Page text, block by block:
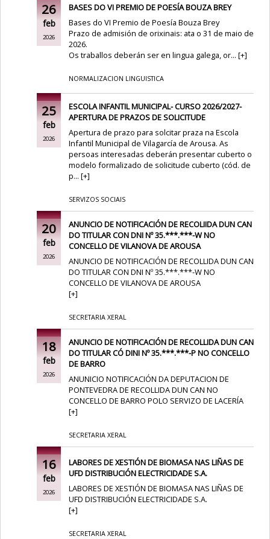
26
feb
2026
BASES DO VI PREMIO DE POESÍA BOUZA BREY
Bases do VI Premio de Poesía Bouza Brey
Prazo de admisión de orixinais: ata o 31 de maio de
2026.
Os traballos deberán ser en lingua galega, or...[+]
NORMALIZACION LINGUISTICA
25
feb
2026
ESCOLA INFANTIL MUNICIPAL- CURSO 2026/2027-
APERTURA DE PRAZOS DE SOLICITUDE
Apertura de prazo para solcitar praza na Escola
Infantil Municipal de Vilagarcía de Arousa. As
persoas interesadas deberán presentar cuberto o
modelo formalizado de solicitude cuberto (cód. de
p...[+]
SERVIZOS SOCIAIS
20
feb
2026
ANUNCIO DE NOTIFICACIÓN DE RECOLIIDA DUN CAN
DO TITULAR CON DNI Nº 35.***.***-W NO
CONCELLO DE VILANOVA DE AROUSA
ANUNCIO DE NOTIFICACIÓN DE RECOLLIDA DUN CAN
DO TITULAR CON DNI Nº 35.***.***-W NO
CONCELLO DE VILANOVA DE AROUSA
[+]
SECRETARIA XERAL
18
feb
2026
ANUNCIO DE NOTIFICACIÓN DE RECOLLIDA DUN CAN
DO TITULAR CÓ DINI Nº 35.***.***-P NO CONCELLO
DE BARRO
ANUNICIO NOTIFICACIÓN DA DEPUTACION DE
PONTEVEDRA DE RECOLLIDA DUN CAN NO
CONCELLO DE BARRO POLO SERVIZO DE LACERÍA
[+]
SECRETARIA XERAL
16
feb
2026
LABORES DE XESTIÓN DE BIOMASA NAS LIÑAS DE
UFD DISTRIBUCIÓN ELECTRICIDADE S.A.
LABORES DE XESTIÓN DE BIOMASA NAS LIÑAS DE
UFD DISTRIBUCIÓN ELECTRICIDADE S.A.
[+]
SECRETARIA XERAL